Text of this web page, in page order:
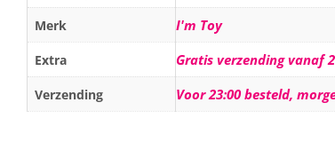
Merk I'm Toy
Extra Gratis verzending vanaf
Verzending Voor 23:00 besteld,